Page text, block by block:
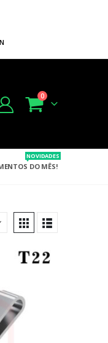
0
DO MÊS!
NOVIDADES